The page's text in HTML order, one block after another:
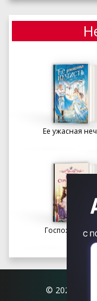
Ее ужасная
Госпожа
© 2026